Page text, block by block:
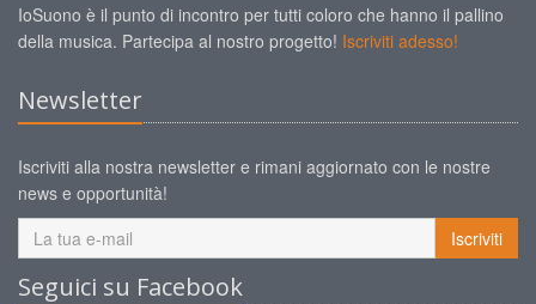
IoSuono è il punto di incontro per tutti coloro che hanno il pallino
della musica. Partecipa al nostro progetto! Iscriviti adesso!
Newsletter
Iscriviti alla nostra newsletter e rimani aggiornato con le nostre
news e opportunità!
Iscriviti
Seguici su Facebook